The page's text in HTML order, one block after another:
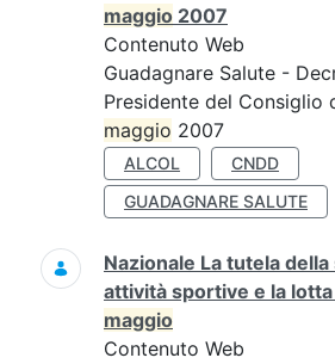
maggio 2007
Contenuto Web
Guadagnare Salute -
Presidente del Consiglio
maggio 2007
ALCOL
CNDD
GUADAGNARE SALUTE
Nazionale La tutela
attività sportive e la
maggio
Contenuto Web